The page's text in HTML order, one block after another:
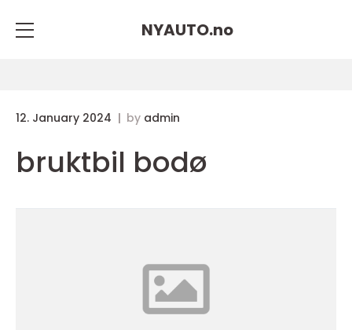
NYAUTO.no
12. January 2024 by admin
bruktbil bodø